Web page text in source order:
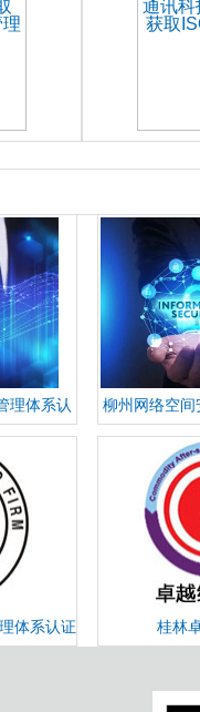
理体系认
柳州网络空间
体系认证 桂林